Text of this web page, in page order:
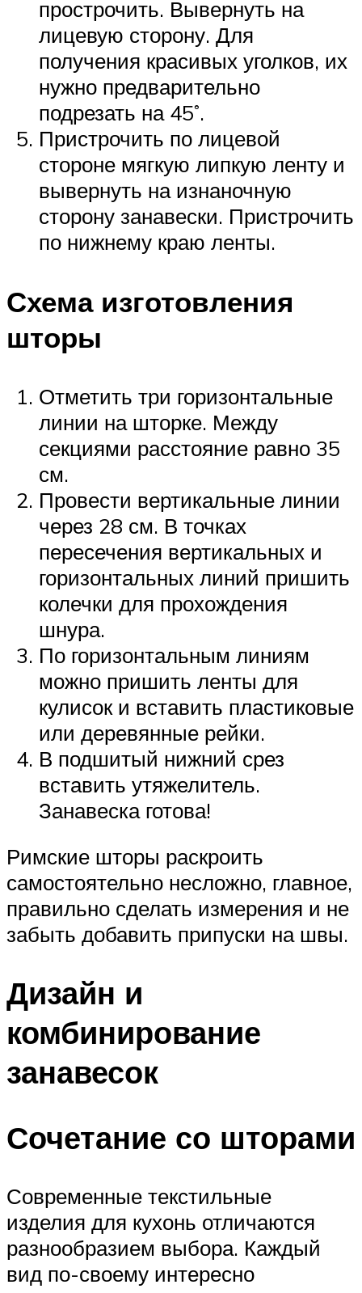
прострочить. Вывернуть на
лицевую сторону. Для
получения красивых уголков, их
нужно предварительно
подрезать на 45˚.
Пристрочить по лицевой
стороне мягкую липкую ленту и
вывернуть на изнаночную
сторону занавески. Пристрочить
по нижнему краю ленты.
Схема изготовления
шторы
Отметить три горизонтальные
линии на шторке. Между
секциями расстояние равно 35
см.
Провести вертикальные линии
через 28 см. В точках
пересечения вертикальных и
горизонтальных линий пришить
колечки для прохождения
шнура.
По горизонтальным линиям
можно пришить ленты для
кулисок и вставить пластиковые
или деревянные рейки.
В подшитый нижний срез
вставить утяжелитель.
Занавеска готова!
Римские шторы раскроить
самостоятельно несложно, главное,
правильно сделать измерения и не
забыть добавить припуски на швы.
Дизайн и
комбинирование
занавесок
Сочетание со шторами
Современные текстильные
изделия для кухонь отличаются
разнообразием выбора. Каждый
вид по-своему интересно